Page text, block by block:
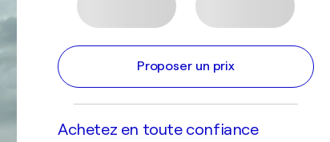
Proposer un prix
Achetez en toute confiance